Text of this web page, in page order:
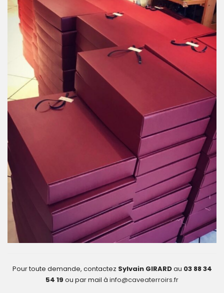
Pour toute demande, contactez Sylvain GIRARDau 03 88 34
54 19 ou par mail à info@caveaterroirs.fr